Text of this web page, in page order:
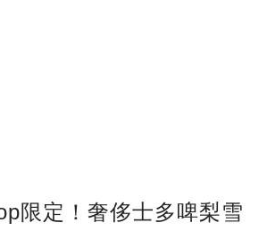
限定！奢侈士多啤梨雪